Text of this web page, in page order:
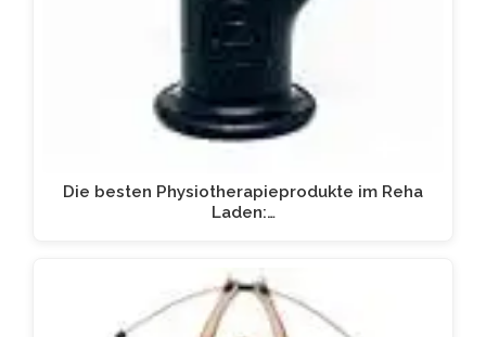
Die besten Physiotherapieprodukte im Reha
Laden:…